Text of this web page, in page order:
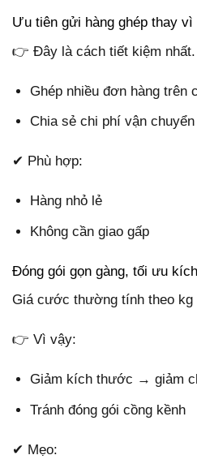
Ưu tiên gửi hàng ghép thay vì
👉 Đây là cách tiết kiệm nhất.
Ghép nhiều đơn hàng trên
Chia sẻ chi phí vận chuyển
✔ Phù hợp:
Hàng nhỏ lẻ
Không cần giao gấp
Đóng gói gọn gàng, tối ưu
Giá cước thường tính theo kg
👉 Vì vậy:
Giảm kích thước → giảm
Tránh đóng gói cồng kềnh
✔ Mẹo: